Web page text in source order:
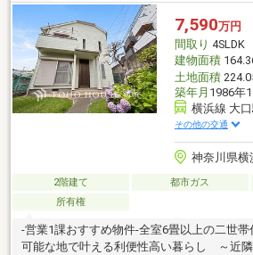
7,590万円
間取り 4SLDK
建物面積
土地面積
築年月 1986年
横浜線 大
その他の交通
神奈川県横
2階建て 都市ガス
所有権
-営業1課おすすめ物件-全室6畳以上の二世帯
可能な地で叶える利便性高い暮らし ～近隣